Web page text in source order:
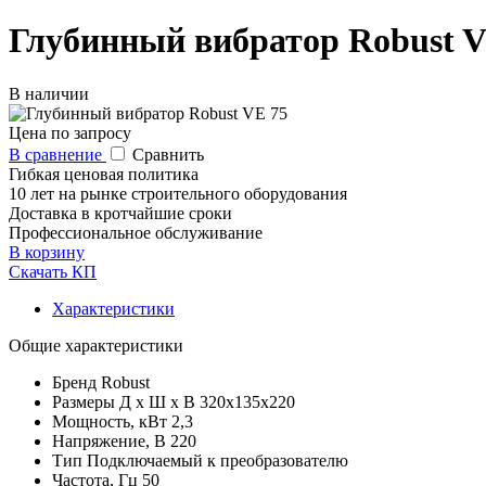
Глубинный вибратор Robust
В наличии
Цена по запросу
В сравнение
Сравнить
Гибкая ценовая политика
10 лет на рынке строительного оборудования
Доставка в кротчайшие сроки
Профессиональное обслуживание
В корзину
Скачать КП
Характеристики
Общие характеристики
Бренд Robust
Размеры Д х Ш х В 320х135х220
Мощность, кВт 2,3
Напряжение, В 220
Тип Подключаемый к преобразователю
Частота, Гц 50